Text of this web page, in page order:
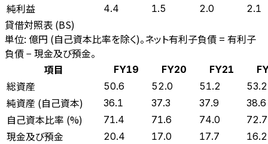
純利益 4.4 1.5 2.0 2.1
貸借対照表 (BS)
単位: 億円 (自己資本比率を除く)。ネット有利子負債 = 有利子
負債 − 現金及び預金。
項目
FY19 FY20 FY21
総資産 50.6 52.0 51.2 53.2
純資産 (自己資本) 36.1 37.3 37.9 38.6
自己資本比率 (%) 71.4 71.6 74.0 72.7
現金及び預金 20.4 17.0 17.7 16.2